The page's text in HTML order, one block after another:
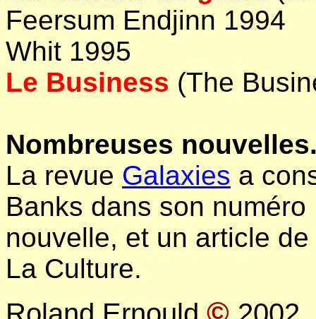
Feersum Endjinn 1994
Whit 1995
Le Business (The
Nombreuses
La revue Galaxies a
Banks dans son
nouvelle, et un article
La Culture.